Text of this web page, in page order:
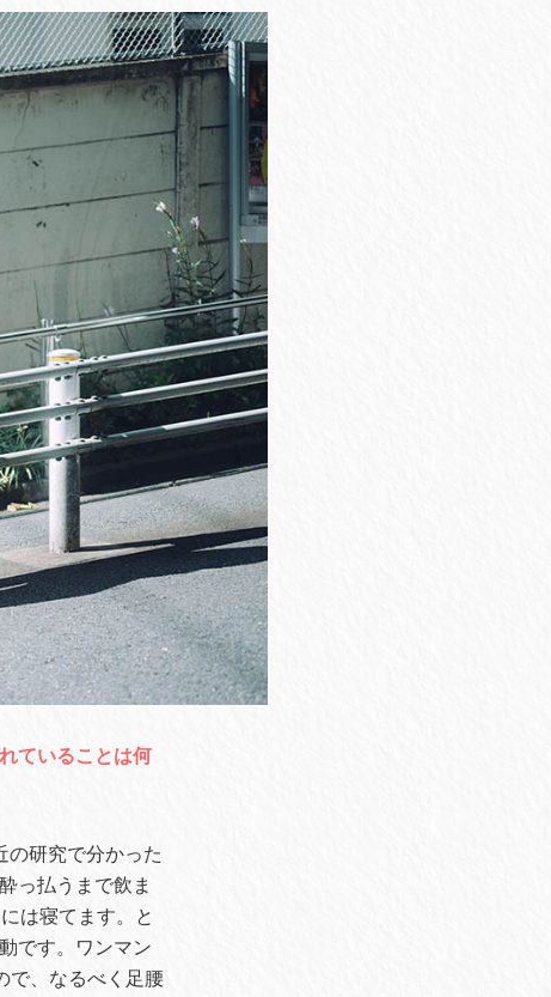
ていることは何
の研究で分かった
っ払うまで飲ま
は寝てます。と
です。ワンマン
で、なるべく足腰